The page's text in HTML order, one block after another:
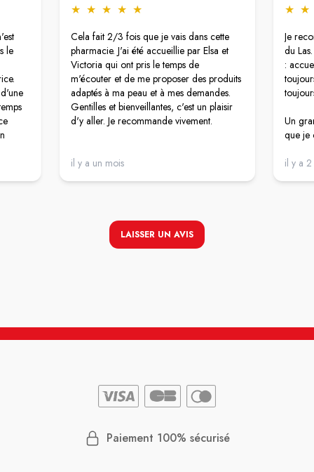
le
★ ★ ★ ★ ★
Cela fait 2/3 fois que je vais dans cette
pharmacie. J'ai été accueillie par Elsa et
Victoria qui ont pris le temps de
m'écouter et de me proposer des produits
adaptés à ma peau et à mes demandes.
Gentilles et bienveillantes, c'est un plaisir
d'y aller. Je recommande vivement.
il y a un mois
★ ★
Je
du
:
Un
que je
il y a
LAISSER UN AVIS
Paiement 100% sécurisé